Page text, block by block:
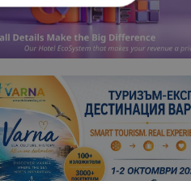
влизане и
съгласието
на сайта.